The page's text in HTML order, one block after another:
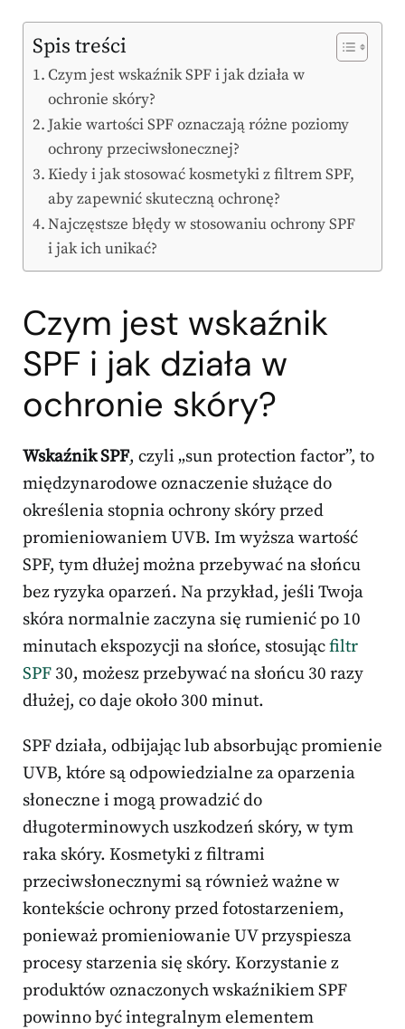
Spis treści
Czym jest wskaźnik SPF i jak działa w
ochronie skóry?
Jakie wartości SPF oznaczają różne poziomy
ochrony przeciwsłonecznej?
Kiedy i jak stosować kosmetyki z filtrem SPF,
aby zapewnić skuteczną ochronę?
Najczęstsze błędy w stosowaniu ochrony SPF
i jak ich unikać?
Czym jest wskaźnik
SPF i jak działa w
ochronie skóry?
Wskaźnik SPF, czyli „sun protection factor”, to
międzynarodowe oznaczenie służące do
określenia stopnia ochrony skóry przed
promieniowaniem UVB. Im wyższa wartość
SPF, tym dłużej można przebywać na słońcu
bez ryzyka oparzeń. Na przykład, jeśli Twoja
skóra normalnie zaczyna się rumienić po 10
minutach ekspozycji na słońce, stosującfiltr
SPF 30, możesz przebywać na słońcu 30 razy
dłużej, co daje około 300 minut.
SPF działa, odbijając lub absorbując promienie
UVB, które są odpowiedzialne za oparzenia
słoneczne i mogą prowadzić do
długoterminowych uszkodzeń skóry, w tym
raka skóry. Kosmetyki z filtrami
przeciwsłonecznymi są również ważne w
kontekście ochrony przed fotostarzeniem,
ponieważ promieniowanie UV przyspiesza
procesy starzenia się skóry. Korzystanie z
produktów oznaczonych wskaźnikiem SPF
powinno być integralnym elementem